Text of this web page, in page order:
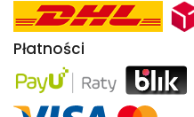
Płatności